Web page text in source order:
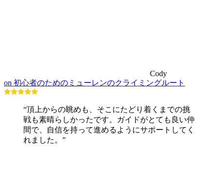
Cody
on 初心者のためのミューレンのクライミングルート
“頂上からの眺めも、そこにたどり着くまでの挑
戦も素晴らしかったです。ガイドがとても良い仲
間で、自信を持って進めるようにサポートしてく
れました。”